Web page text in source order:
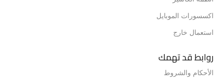
اكسسورات الموبايل
استعمال خارج
روابط قد تهمك
الأحكام والشروط